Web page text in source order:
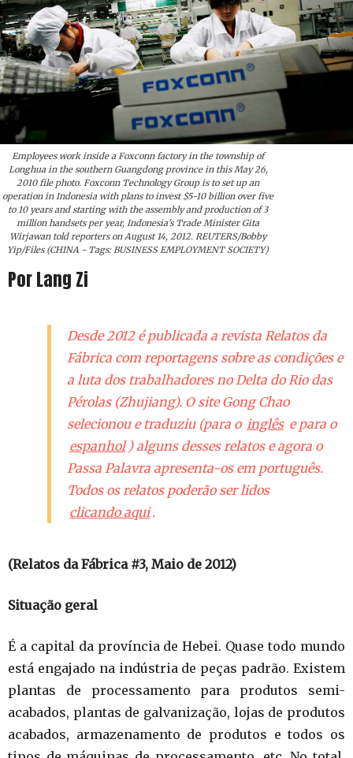
Employees work inside a Foxconn factory in the township of
Longhua in the southern Guangdong province in this May 26,
2010 file photo. Foxconn Technology Group is to set up an
operation in Indonesia with plans to invest $5-10 billion over five
to 10 years and starting with the assembly and production of 3
million handsets per year, Indonesia's Trade Minister Gita
Wirjawan told reporters on August 14, 2012. REUTERS/Bobby
Yip/Files (CHINA - Tags: BUSINESS EMPLOYMENT SOCIETY)
Por Lang Zi
Desde 2012 é publicada a revista Relatos da
Fábrica com reportagens sobre as condições e
a luta dos trabalhadores no Delta do Rio das
Pérolas (Zhujiang). O site Gong Chao
selecionou e traduziu (para o inglês e para o
espanhol ) alguns desses relatos e agora o
Passa Palavra apresenta-os em português.
Todos os relatos poderão ser lidos
clicando aqui .
(Relatos da Fábrica #3, Maio de 2012)
Situação geral
É a capital da província de Hebei. Quase todo mundo
está engajado na indústria de peças padrão. Existem
plantas de processamento para produtos semi-
acabados, plantas de galvanização, lojas de produtos
acabados, armazenamento de produtos e todos os